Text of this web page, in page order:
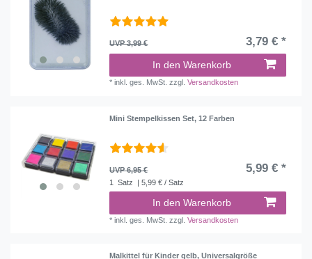
UVP 3,99 € 3,79 € *
In den Warenkorb
*inkl. ges. MwSt. zzgl.Versandkosten
Mini Stempelkissen Set, 12 Farben
UVP 6,95 € 5,99 € *
1 Satz | 5,99 € / Satz
In den Warenkorb
*inkl. ges. MwSt. zzgl.Versandkosten
Malkittel für Kinder gelb, Universalgröße